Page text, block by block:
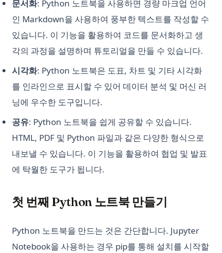
문서화: Python 노트북을 사용하면 경량 마크업 언어
인 Markdown을 사용하여 풍부한 텍스트를 작성할 수
있습니다. 이 기능을 활용하여 코드를 문서화하고 생
각의 과정을 설명하며 튜토리얼을 만들 수 있습니다.
시각화: Python 노트북은 도표, 차트 및 기타 시각화
를 인라인으로 표시할 수 있어 데이터 분석 및 머신 러
닝에 우수한 도구입니다.
공유: Python 노트북을 쉽게 공유할 수 있습니다.
HTML, PDF 및 Python 파일과 같은 다양한 형식으로
내보낼 수 있습니다. 이 기능을 활용하여 협업 및 발표
에 탁월한 도구가 됩니다.
첫 번째 Python 노트북 만들기
Python 노트북을 만드는 것은 간단합니다. Jupyter
Notebook을 사용하는 경우 pip를 통해 설치를 시작할